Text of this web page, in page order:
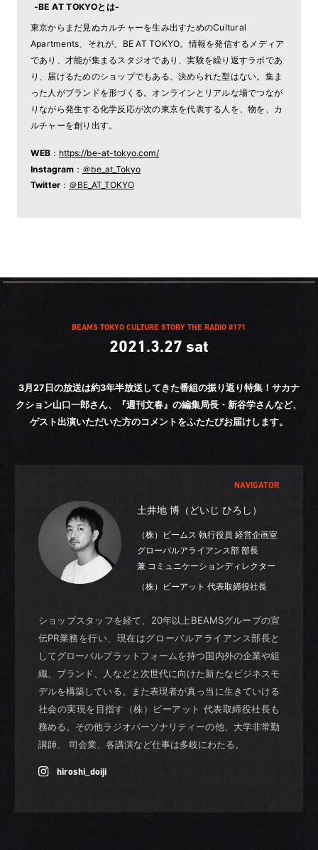
-BE AT TOKYOとは-
東京からまだ見ぬカルチャーを生み出すためのCultural
Apartments、それが、BE AT TOKYO。情報を発信するメディア
であり、才能が集まるスタジオであり、実験を繰り返すラボであ
り、届けるためのショップでもある。決められた型はない。集ま
った人がブランドを形づくる。オンラインとリアルな場でつなが
りながら発生する化学反応が次の東京を代表する人を、物を、カ
ルチャーを創り出す。
WEB ： https://be-at-tokyo.com/
Instagram ： ＠be_at_Tokyo
Twitter ： ＠BE_AT_TOKYO
BEAMS TOKYO CULTURE STORY THE RADIO #171
2021.3.27 sat
3月27日の放送は約3年半放送してきた番組の振り返り特集！ サカナ
クション山口一郎さん、『週刊文春』の編集局長・新谷学さんなど、
ゲスト出演いただいた方のコメントをふたたびお届けします。
NAVIGATOR
土井地 博（どいじ ひろし）
（株）ビームス 執行役員 経営企画室
グローバルアライアンス部 部長
兼 コミュニケーションディレクター
（株）ビーアット 代表取締役社長
ショップスタッフを経て、20年以上BEAMSグループの宣
伝PR業務を行い、現在はグローバルアライアンス部長と
してグローバルプラットフォームを持つ国内外の企業や組
織、ブランド、人などと次世代に向けた新たなビジネスモ
デルを構築している。また表現者が真っ当に生きていける
社会の実現を目指す（株）ビーアット 代表取締役社長も
務める。その他ラジオパーソナリティーの他、大学非常勤
講師、 司会業、各講演など仕事は多岐にわたる。
hiroshi_doiji